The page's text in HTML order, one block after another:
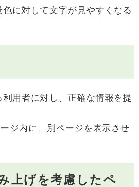
に対して文字が見やすくなる
用者に対し、正確な情報を提
ジ内に、別ページを表示させ
上げを考慮したペ